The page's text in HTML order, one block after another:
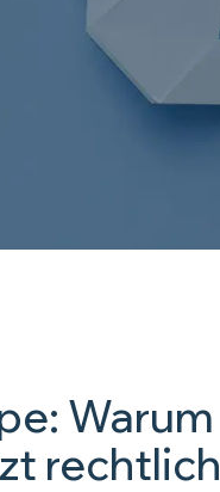
Warum
rechtlich